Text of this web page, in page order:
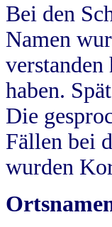
Bei den
Namen
verstanden
haben.
Die
Fällen bei
wurden